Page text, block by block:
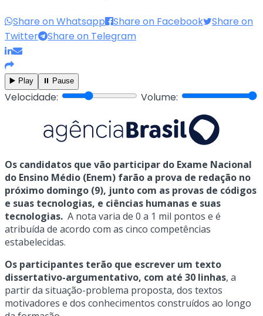
Share on Whatsapp Share on Facebook
Share on
Twitter
Share on Telegram
▶️ Play ⏸️ Pause
Velocidade: Volume:
Os candidatos que vão participar do Exame Nacional
do Ensino Médio (Enem) farão a prova de redação no
próximo domingo (9), junto com as provas de códigos
e suas tecnologias, e ciências humanas e suas
tecnologias. A nota varia de 0 a 1 mil pontos e é
atribuída de acordo com as cinco competências
estabelecidas.
Os participantes terão que escrever um texto
dissertativo-argumentativo, com até 30 linhas, a
partir da situação-problema proposta, dos textos
motivadores e dos conhecimentos construídos ao longo